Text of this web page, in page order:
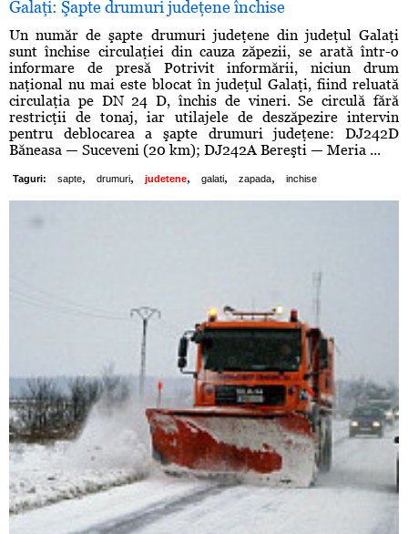
Galaţi: Şapte drumuri judeţene închise
Un număr de şapte drumuri judeţene din judeţul Galaţi
sunt închise circulaţiei din cauza zăpezii, se arată într-o
informare de presă Potrivit informării, niciun drum
naţional nu mai este blocat în judeţul Galaţi, fiind reluată
circulaţia pe DN 24 D, închis de vineri. Se circulă fără
restricţii de tonaj, iar utilajele de deszăpezire intervin
pentru deblocarea a şapte drumuri judeţene: DJ242D
Băneasa — Suceveni (20 km); DJ242A Bereşti — Meria ...
Taguri: sapte, drumuri, judetene, galati, zapada, inchise